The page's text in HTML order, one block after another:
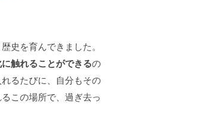
史を育んできました。
触れることができるの
るたびに、自分もその
この場所で、過ぎ去っ